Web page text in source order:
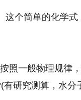
个简单的化学
照一般物理规律
研究测算，水分